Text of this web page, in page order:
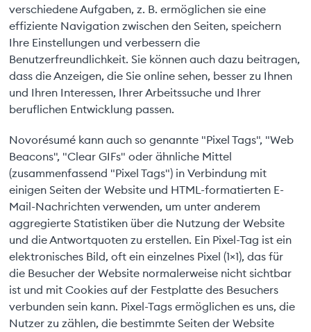
verschiedene Aufgaben, z. B. ermöglichen sie eine
effiziente Navigation zwischen den Seiten, speichern
Ihre Einstellungen und verbessern die
Benutzerfreundlichkeit. Sie können auch dazu beitragen,
dass die Anzeigen, die Sie online sehen, besser zu Ihnen
und Ihren Interessen, Ihrer Arbeitssuche und Ihrer
beruflichen Entwicklung passen.
Novorésumé kann auch so genannte "Pixel Tags", "Web
Beacons", "Clear GIFs" oder ähnliche Mittel
(zusammenfassend "Pixel Tags") in Verbindung mit
einigen Seiten der Website und HTML-formatierten E-
Mail-Nachrichten verwenden, um unter anderem
aggregierte Statistiken über die Nutzung der Website
und die Antwortquoten zu erstellen. Ein Pixel-Tag ist ein
elektronisches Bild, oft ein einzelnes Pixel (1×1), das für
die Besucher der Website normalerweise nicht sichtbar
ist und mit Cookies auf der Festplatte des Besuchers
verbunden sein kann. Pixel-Tags ermöglichen es uns, die
Nutzer zu zählen, die bestimmte Seiten der Website